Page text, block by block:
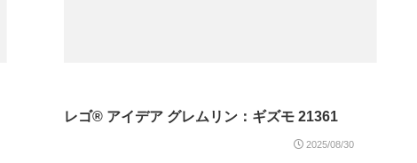
レゴ® アイデア グレムリン：ギズモ 21361
2025/08/30